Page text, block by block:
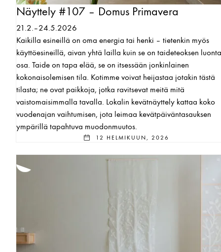
Näyttely #107 – Domus Primavera
21.2.–24.5.2026
Kaikilla esineillä on oma energia tai henki – tietenkin myös
käyttöesineillä, aivan yhtä lailla kuin se on taideteoksen
osa. Taide on tapa elää, se on itsessään jonkinlainen
kokonaisolemisen tila. Kotimme voivat heijastaa jotakin tästä
tilasta; ne ovat paikkoja, jotka ravitsevat meitä mitä
vaistomaisimmalla tavalla. Lokalin kevätnäyttely kattaa koko
vuodenajan vaihtumisen, jota leimaa kevätpäiväntasauksen
ympärillä tapahtuva muodonmuutos.
12 HELMIKUUN, 2026